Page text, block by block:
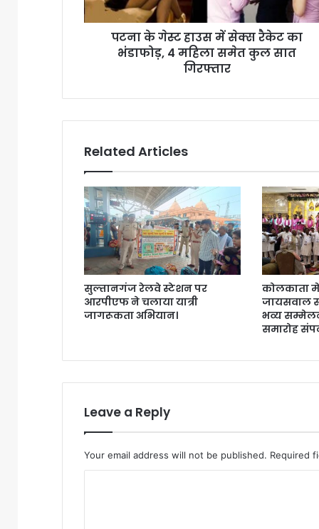
उ
स
के
डा
फो
ड़
,
4
म
हि
ला
स
मे
त
कु
गि
फ्ता
पटना के गेस्ट हाउस में सेक्स रैकेट का
भंडाफोड़, 4 महिला समेत कुल सात
गिरफ्तार
Related Articles
सुल्तानगंज रेलवे स्टेशन पर
आरपीएफ ने चलाया यात्री
जागरूकता अभियान।
कोलकाता
जायसवाल
भव्य
समारोह
Leave a Reply
Your email address will not be published. Required